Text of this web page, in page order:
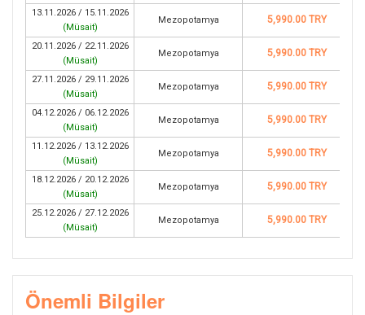
13.11.2026 / 15.11.2026
(Müsait)
Mezopotamya 5,990.00 TRY
20.11.2026 / 22.11.2026
(Müsait)
Mezopotamya 5,990.00 TRY
27.11.2026 / 29.11.2026
(Müsait)
Mezopotamya 5,990.00 TRY
04.12.2026 / 06.12.2026
(Müsait)
Mezopotamya 5,990.00 TRY
11.12.2026 / 13.12.2026
(Müsait)
Mezopotamya 5,990.00 TRY
18.12.2026 / 20.12.2026
(Müsait)
Mezopotamya 5,990.00 TRY
25.12.2026 / 27.12.2026
(Müsait)
Mezopotamya 5,990.00 TRY
Önemli Bilgiler